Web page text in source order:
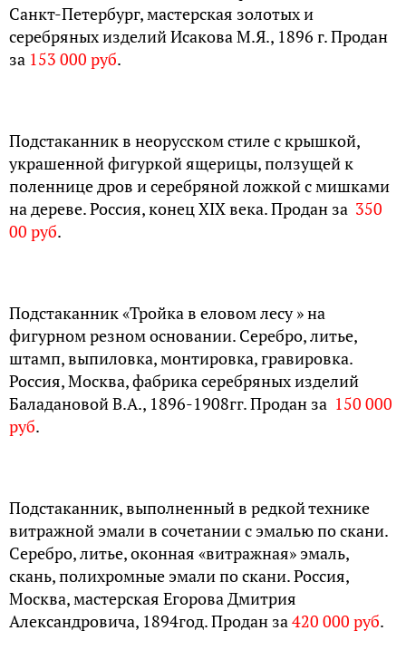
Санкт-Петербург, мастерская золотых и
серебряных изделий Исакова М.Я., 1896 г. Продан
за 153 000 руб.
Подстаканник в неорусском стиле с крышкой,
украшенной фигуркой ящерицы, ползущей к
поленнице дров и серебряной ложкой с мишками
на дереве. Россия, конец XIX века. Продан за 350
00 руб.
Подстаканник «Тройка в еловом лесу » на
фигурном резном основании. Серебро, литье,
штамп, выпиловка, монтировка, гравировка.
Россия, Москва, фабрика серебряных изделий
Баладановой В.А., 1896-1908гг. Продан за 150 000
руб.
Подстаканник, выполненный в редкой технике
витражной эмали в сочетании с эмалью по скани.
Серебро, литье, оконная «витражная» эмаль,
скань, полихромные эмали по скани. Россия,
Москва, мастерская Егорова Дмитрия
Александровича, 1894год. Продан за420 000 руб.